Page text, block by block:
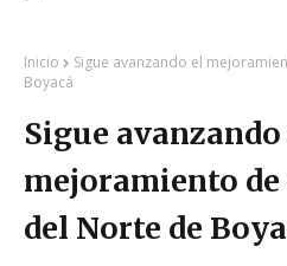
Inicio
Sigue avanzando el
Boyacá
Sigue avanzando
mejoramiento
del Norte de